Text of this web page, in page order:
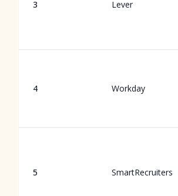
3 Lever
4 Workday
5 SmartRecruiters